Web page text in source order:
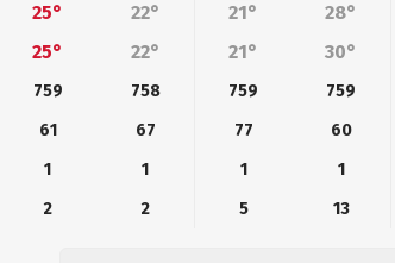
25° 22° 21° 28°
25°
22° 21° 30°
759 758 759 759
61
67 77 60
1
1 1 1
2
2 5 13